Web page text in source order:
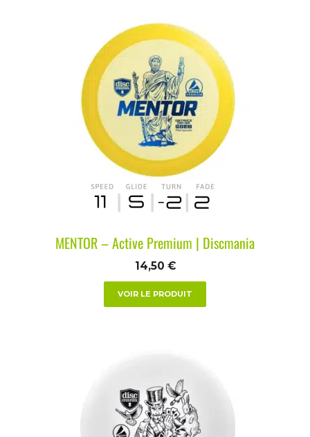
MENTOR – Active Premium | Discmania
14,50 €
VOIR LE PRODUIT